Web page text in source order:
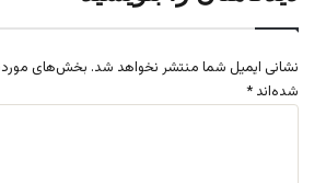
نشانی ایمیل شما منتشر نخواهد شد. بخش‌های
شده‌اند *